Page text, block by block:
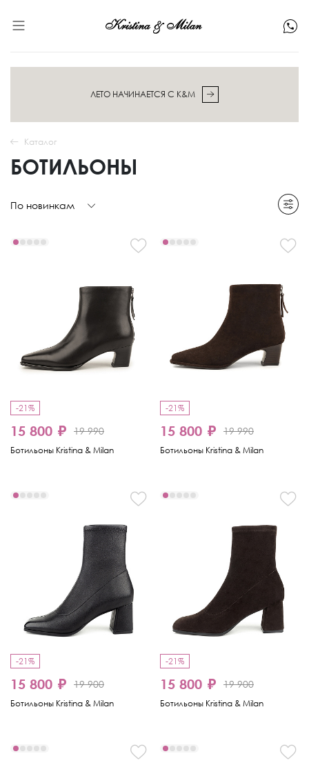
ЛЕТО НАЧИНАЕТСЯ С K&M
Каталог
БОТИЛЬОНЫ
По новинкам
-21%
15 800 ₽ 19 990
Ботильоны Kristina & Milan
-21%
15 800 ₽ 19 990
Ботильоны Kristina & Milan
-21%
15 800 ₽ 19 900
Ботильоны Kristina & Milan
-21%
15 800 ₽ 19 900
Ботильоны Kristina & Milan